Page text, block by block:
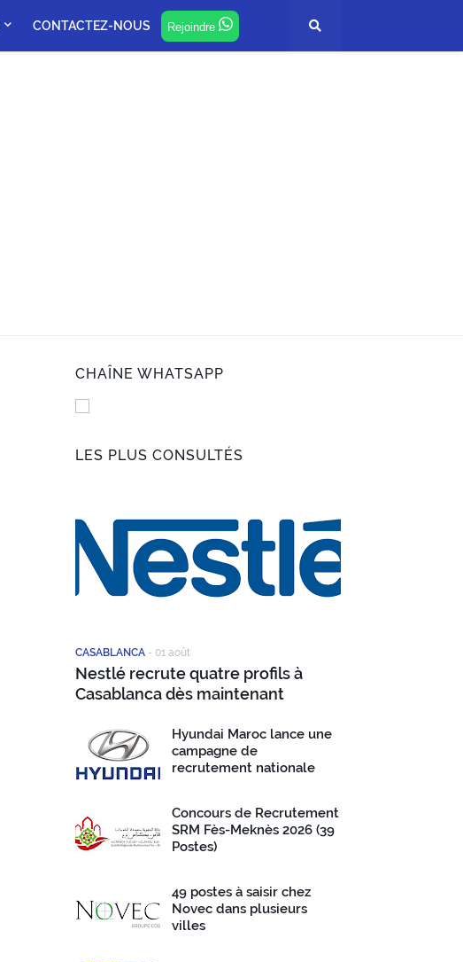
CONTACTEZ-NOUS Rejoindre
CHAÎNE WHATSAPP
LES PLUS CONSULTÉS
CASABLANCA - 01 août
Nestlé recrute quatre profils à
Casablanca dès maintenant
Hyundai Maroc lance une
campagne de
recrutement nationale
Concours de Recrutement
SRM Fès-Meknès 2026 (39
Postes)
49 postes à saisir chez
Novec dans plusieurs
villes